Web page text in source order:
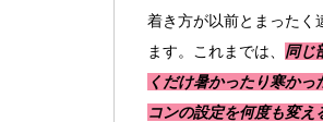
着き方が以前とまったく
ます。これまでは、 同じ
くだけ暑かったり寒かっ
コンの設定を何度も変え